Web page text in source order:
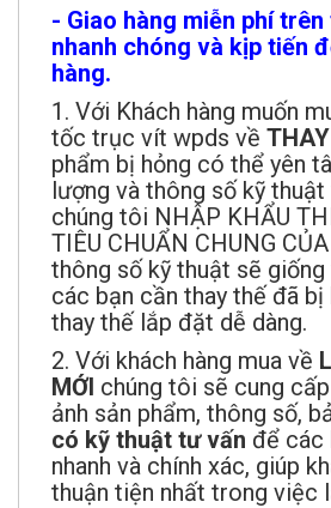
- Giao hàng miễn phí
nhanh chóng và kịp tiến
hàng.
1. Với Khách hàng muốn
tốc trục vít wpds về
phẩm bị hỏng có thể yên
lượng và thông số kỹ
chúng tôi NHẬP KHẨU
TIÊU CHUẨN CHUNG
thông số kỹ thuật sẽ
các bạn cần thay thế đã
thay thế lắp đặt dễ dàng.
2. Với khách hàng mua về
MỚI chúng tôi sẽ cung
ảnh sản phẩm, thông số,
có kỹ thuật tư vấn để các
nhanh và chính xác, giúp
thuận tiện nhất trong việc